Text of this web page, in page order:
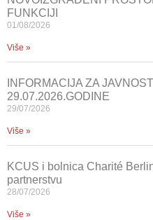
FUNKCIJI
01/08/2026
Više »
INFORMACIJA ZA
29.07.2026.GODINE
29/07/2026
Više »
KCUS i bolnica Charité
partnerstvu
28/07/2026
Više »